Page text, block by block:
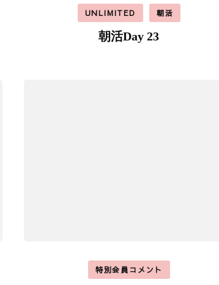
UNLIMITED 朝活
朝活Day 23
特別会員コメント